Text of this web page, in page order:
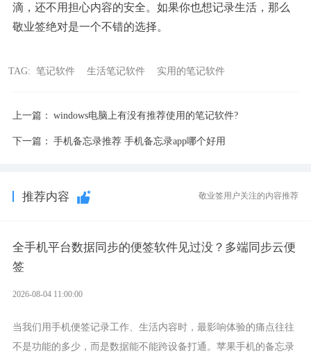
滴，还不用担心内容的安全。如果你也想记录生活，那么
敬业签绝对是一个不错的选择。
TAG: 笔记软件 生活笔记软件 实用的笔记软件
上一篇： windows电脑上有没有推荐使用的笔记软件?
下一篇： 手机备忘录推荐 手机备忘录app哪个好用
推荐内容 敬业签用户关注的内容推荐
全手机平台数据同步的便签软件见过没？多端同步云便
签
2026-08-04 11:00:00
当我们用手机便签记录工作、生活内容时，最影响体验的痛点往往
不是功能的多少，而是数据能不能跨设备打通。苹果手机的备忘录